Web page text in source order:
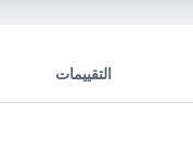
التقييمات